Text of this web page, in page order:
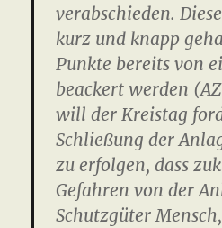
verabschieden.
kurz und knapp
Punkte bereits von
beackert werden
will der Kreistag
Schließung der
zu erfolgen, dass
Gefahren von der
Schutzgüter